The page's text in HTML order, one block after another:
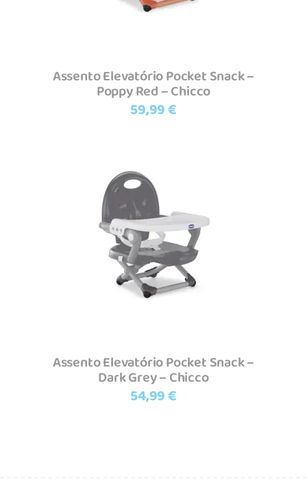
Assento Elevatório Pocket Snack –
Poppy Red – Chicco
59,99€
Adicionar
Assento Elevatório Pocket Snack –
Dark Grey – Chicco
54,99€